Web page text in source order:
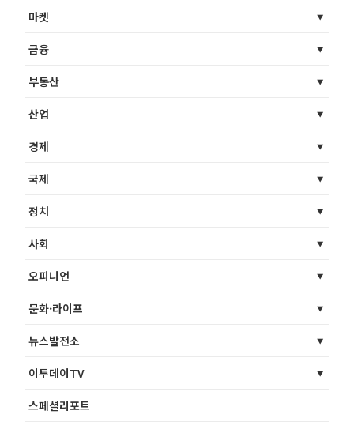
마켓
금융
부동산
산업
경제
국제
정치
사회
오피니언
문화·라이프
뉴스발전소
이투데이TV
스페셜리포트